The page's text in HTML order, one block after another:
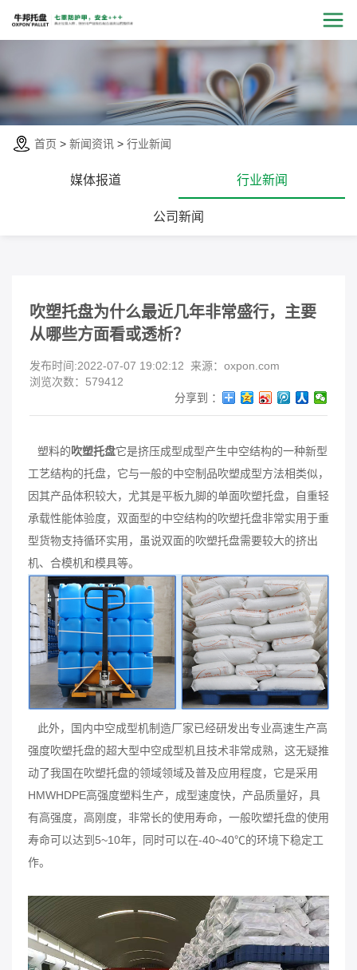
首页 > 新闻资讯 > 行业新闻
媒体报道 行业新闻
公司新闻
吹塑托盘为什么最近几年非常盛行，主要
从哪些方面看或透析？
发布时间:2022-07-07 19:02:12 来源：oxpon.com
浏览次数：579412
分享到 ：
塑料的吹塑托盘它是挤压成型成型产生中空结构的一种新型
工艺结构的托盘，它与一般的中空制品吹塑成型方法相类似，
因其产品体积较大，尤其是平板九脚的单面吹塑托盘，自重轻
承载性能体验度，双面型的中空结构的吹塑托盘非常实用于重
型货物支持循环实用，虽说双面的吹塑托盘需要较大的挤出
机、合模机和模具等。
此外，国内中空成型机制造厂家已经研发出专业高速生产高
强度吹塑托盘的超大型中空成型机且技术非常成熟，这无疑推
动了我国在吹塑托盘的领域领域及普及应用程度，它是采用
HMWHDPE高强度塑料生产，成型速度快，产品质量好，具
有高强度，高刚度，非常长的使用寿命，一般吹塑托盘的使用
寿命可以达到5~10年，同时可以在-40~40℃的环境下稳定工
作。